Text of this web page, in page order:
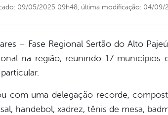
09/05/2025 09h48, última modificação: 04/09/
– Fase Regional Sertão do Alto
na região, reunindo 17 municípios
com uma delegação recorde,
handebol, xadrez, tênis de mesa,